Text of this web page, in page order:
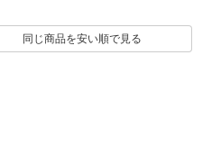
同じ商品を安い順で見る